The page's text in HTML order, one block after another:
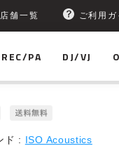
店舗一覧 ご利用
PA DJ/VJ
> ISO Acoustics V120
ド : ISO Acoustics